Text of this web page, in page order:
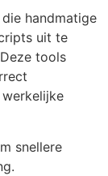
handmatige
uit te
tools
snellere